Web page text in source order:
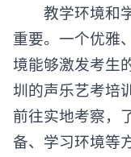
教学环境和学
重要。一个优雅
境能够激发考生
圳的声乐艺考培
前往实地考察，
备、学习环境等